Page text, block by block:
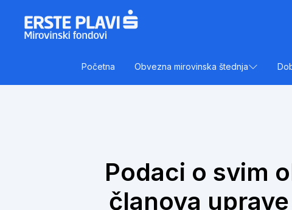
Početna Obvezna mirovinska štednja
Podaci o svim
članova